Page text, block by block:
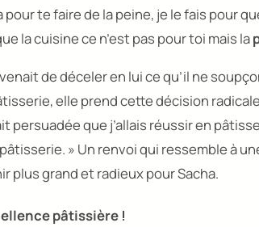
pour te faire de la peine, je le fais pour
la cuisine ce n’est pas pour toi mais la
de déceler en lui ce qu’il ne
elle prend cette décision
persuadée que j’allais réussir en
» Un renvoi qui ressemble à
plus grand et radieux pour Sacha.
pâtissière !